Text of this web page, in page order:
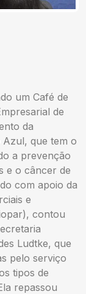
um Café de
de
da
que tem o
a prevenção
e o câncer de
com apoio da
e
contou
Ludtke, que
pelo serviço
tipos de
repassou